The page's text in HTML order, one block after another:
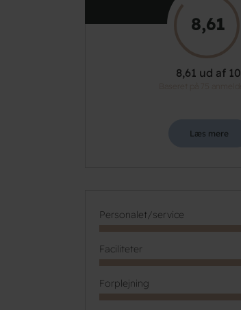
8,61
8,61 ud af 10
Læs mere
Personalet/service
Faciliteter
Forplejning